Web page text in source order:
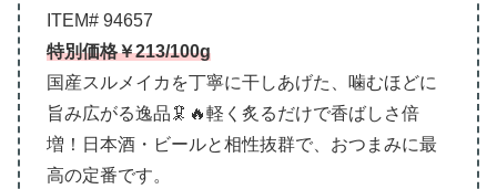
ITEM# 94657
特別価格￥213/100g
国産スルメイカを丁寧に干しあげた、噛むほどに
旨み広がる逸品🦑🔥軽く炙るだけで香ばしさ倍
増！日本酒・ビールと相性抜群で、おつまみに最
高の定番です。